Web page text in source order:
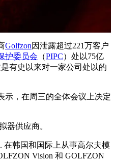
Golfzon因泄露超过221万客户
护委员会 （PIPC）处以75亿
有史以来对一家公司处以的
示，在周三的全体会议上决定
器供应商。
在韩国和国际上从事高尔夫模
Vision 和 GOLFZON